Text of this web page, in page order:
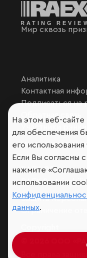
Мир сквозь
Аналитика
Контактная
Подписаться на
Обратная связь
Участники
Мы в
VK
RAEX
RAEX
Защита
Ограничение
© 2026 ООО
На этом веб-сайте
для обеспечения
его
Если Вы согласны
нажмите
использовании
данных.